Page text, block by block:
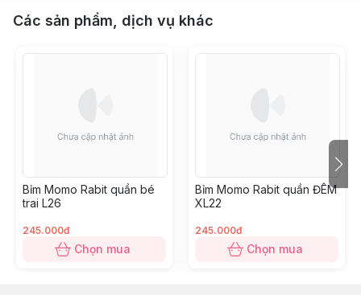
Các sản phẩm, dịch vụ khác
Bỉm Momo Rabit quần bé
trai L26
245.000đ
Chọn mua
Bỉm Momo Rabit quần ĐÊM
XL22
245.000đ
Chọn mua